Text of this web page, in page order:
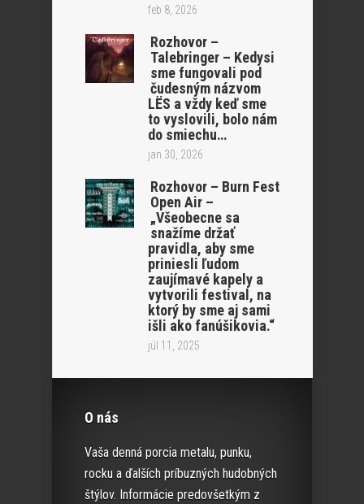
feb 8, 2026
Rozhovor –
Talebringer – Kedysi
sme fungovali pod
čudesným názvom
LËS a vždy keď sme
to vyslovili, bolo nám
do smiechu…
jan 30, 2026
Rozhovor – Burn Fest
Open Air –
„Všeobecne sa
snažíme držať
pravidla, aby sme
priniesli ľudom
zaujímavé kapely a
vytvorili festival, na
ktorý by sme aj sami
išli ako fanúšikovia.“
júl 11, 2025
O nás
Vaša denná porcia metalu, punku,
rocku a ďalších príbuzných hudobných
štýlov. Informácie predovšetkým z